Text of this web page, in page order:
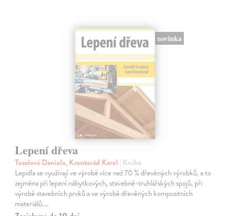
novinka
Lepení dřeva
Tesařová Daniela, Krontorád Karel | Kniha
Lepidla se využívají ve výrobě více než 70 % dřevěných výrobků, a to
zejména při lepení nábytkových, stavebně-truhlářských spojů, při
výrobě stavebních prvků a ve výrobě dřevěných kompozitních
materiálů.…